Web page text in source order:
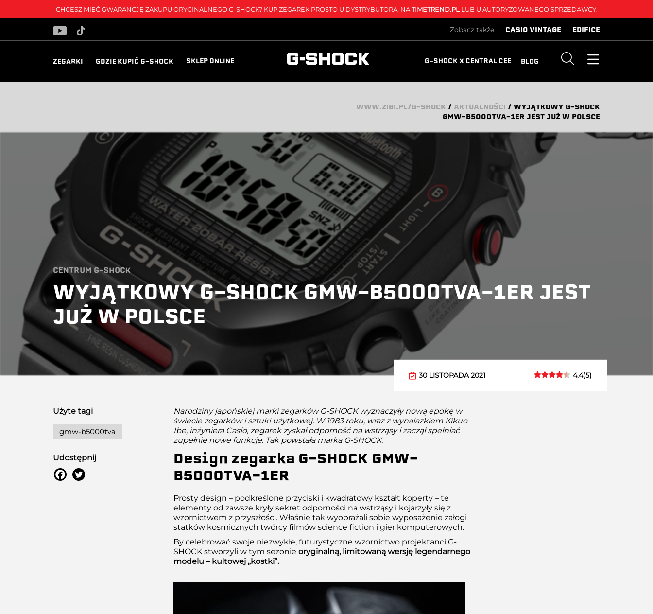
CHCESZ MIEĆ GWARANCJĘ ZAKUPU ORYGINALNEGO G-SHOCK? KUP ZEGAREK PROSTO U DYSTRYBUTORA, NATIMETREND.PLLUB U AUTORYZOWANEGO SPRZEDAWCY.
Zobacz także CASIO VINTAGE EDIFICE
ZEGARKI GDZIE KUPIĆ G-SHOCK SKLEP ONLINE G-SHOCK X CENTRAL CEE BLOG
WWW.ZIBI.PL/G-SHOCK / AKTUALNOŚCI / WYJĄTKOWY G-SHOCK
GMW-B5000TVA-1ER JEST JUŻ W POLSCE
CENTRUM G-SHOCK
WYJĄTKOWY G-SHOCK GMW-B5000TVA-1ER JEST
JUŻ W POLSCE
30 LISTOPADA 2021 4.4(5)
Narodziny japońskiej marki zegarków G-SHOCK wyznaczyły nową epokę w
świecie zegarków i sztuki użytkowej. W 1983 roku, wraz z wynalazkiem Kikuo
Ibe, inżyniera Casio, zegarek zyskał odporność na wstrząsy i zaczął spełniać
zupełnie nowe funkcje. Tak powstała marka G-SHOCK.
Design zegarka G-SHOCK GMW-
B5000TVA-1ER
Prosty design – podkreślone przyciski i kwadratowy kształt koperty – te
elementy od zawsze kryły sekret odporności na wstrząsy i kojarzyły się z
wzornictwem z przyszłości. Właśnie tak wyobrażali sobie wyposażenie załogi
statków kosmicznych twórcy filmów science fiction i gier komputerowych.
By celebrować swoje niezwykłe, futurystyczne wzornictwo projektanci G-
SHOCK stworzyli w tym sezonie oryginalną, limitowaną wersję legendarnego
modelu – kultowej „kostki”.
Użyte tagi
gmw-b5000tva
Udostępnij